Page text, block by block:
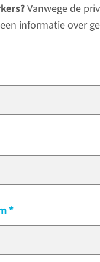
Vanwege de
informatie over